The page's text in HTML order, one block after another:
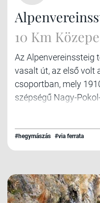
10 Km
Az Alpenvereinssteig
vasalt út, az első volt
csoportban, mely
szépségű Nagy-
#hegymászás #via ferrata